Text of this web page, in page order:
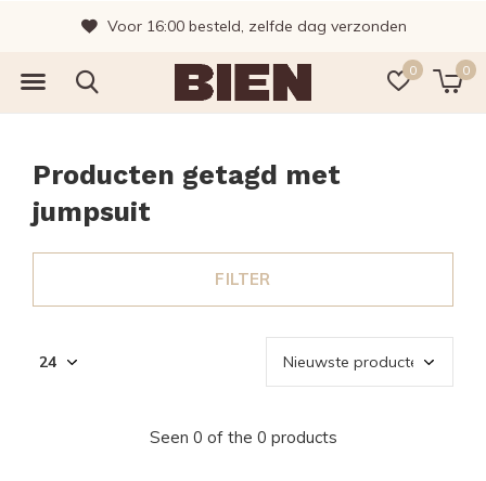
0 0
Voor 16:00 besteld, zelfde dag verzonden
Producten getagd met
jumpsuit
FILTER
Seen 0 of the 0 products